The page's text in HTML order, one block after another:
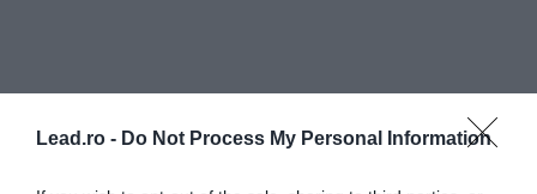
Lead.ro - Do Not Process My Personal Information